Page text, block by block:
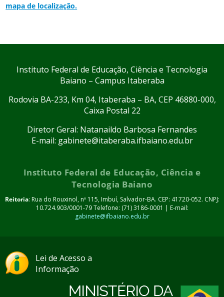
mapa de localização.
Instituto Federal de Educação, Ciência e Tecnologia
Baiano – Campus Itaberaba
Rodovia BA-233, Km 04, Itaberaba – BA, CEP 46880-000,
Caixa Postal 22
Diretor Geral: Natanaildo Barbosa Fernandes
E-mail: gabinete@itaberaba.ifbaiano.edu.br
Instituto Federal de Educação, Ciência e
Tecnologia Baiano
Reitoria: Rua do Rouxinol, nº 115, Imbuí, Salvador-BA. CEP: 41720-052. CNPJ:
10.724.903/0001-79 Telefone: (71) 3186-0001 | E-mail:
gabinete@ifbaiano.edu.br
Lei de Acesso a
Informação